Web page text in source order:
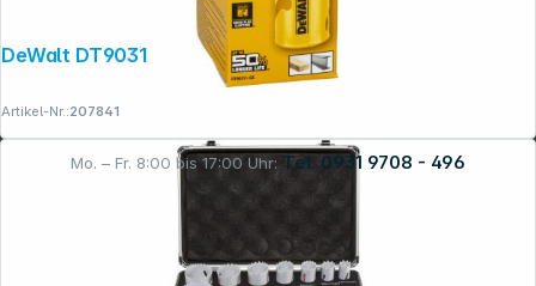
Mo. – Fr. 8:00 bis 17:00 Uhr: Tel. 0931 9708 - 496
DeWalt DT90311-QZ Lochsäge 38mm
Artikel-Nr.:207841